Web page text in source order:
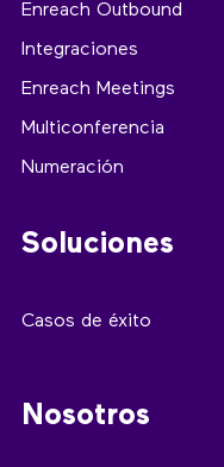
Enreach Outbound
Integraciones
Enreach Meetings
Multiconferencia
Numeración
Soluciones
Casos de éxito
Nosotros